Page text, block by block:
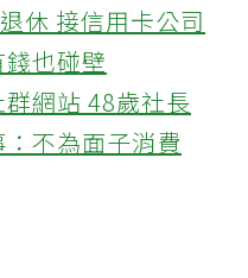
休 接信用卡公司
也碰壁
網站 48歲社長
不為面子消費